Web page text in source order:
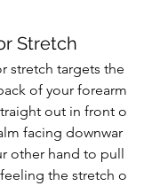
Stretch
stretch targets the
of your forearm
out in front o
facing downwar
other hand to pull
the stretch o